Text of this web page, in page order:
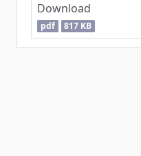
Download
pdf 817 KB